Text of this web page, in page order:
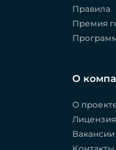
Правила
Премия
О
О
Лицензия
Вакансии